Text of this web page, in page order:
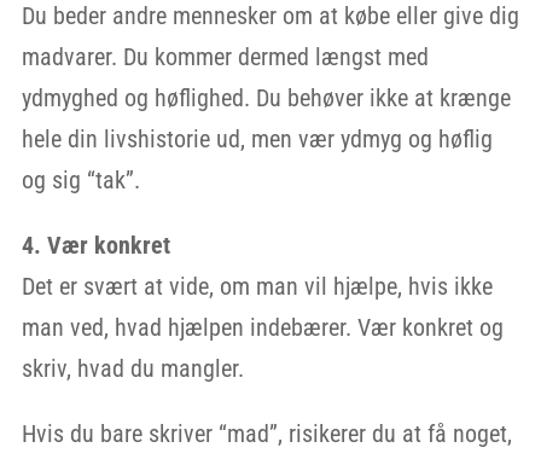
Du beder andre mennesker om at købe eller give dig
madvarer. Du kommer dermed længst med
ydmyghed og høflighed. Du behøver ikke at krænge
hele din livshistorie ud, men vær ydmyg og høflig
og sig “tak”.
4. Vær konkret
Det er svært at vide, om man vil hjælpe, hvis ikke
man ved, hvad hjælpen indebærer. Vær konkret og
skriv, hvad du mangler.
Hvis du bare skriver “mad”, risikerer du at få noget,